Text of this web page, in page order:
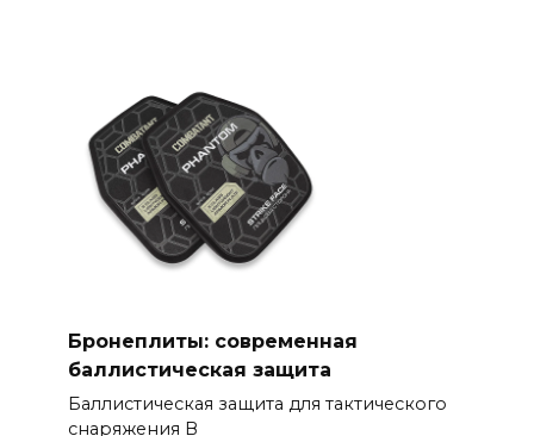
Бронеплиты: современная
баллистическая защита
Баллистическая защита для тактического
снаряжения В